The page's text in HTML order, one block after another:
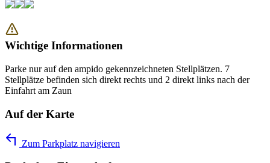
Wichtige Informationen
Parke nur auf den ampido gekennzeichneten Stellplätzen. 7
Stellplätze befinden sich direkt rechts und 2 direkt links nach der
Einfahrt am Zaun
Auf der Karte
Zum Parkplatz navigieren